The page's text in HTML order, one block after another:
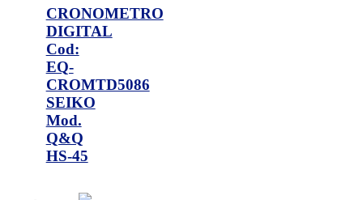
CRONOMETRO
DIGITAL
Cod:
EQ-
CROMTD5086
SEIKO
Mod.
Q&Q
HS-45